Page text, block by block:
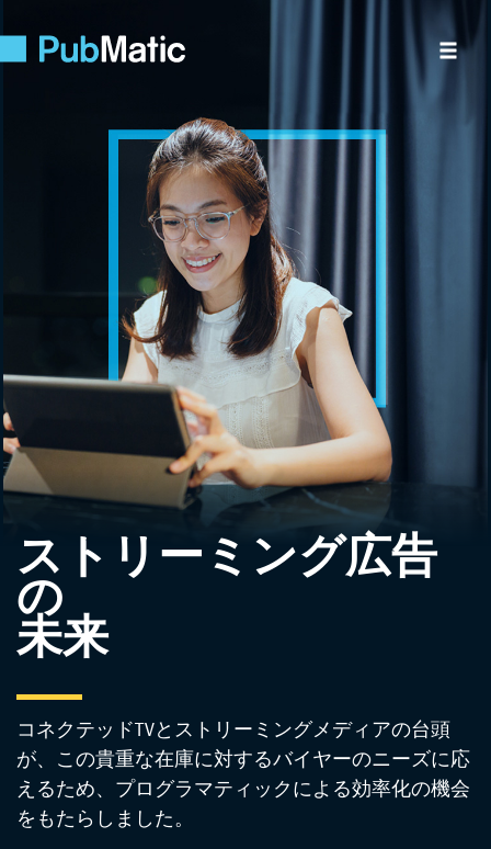
ストリーミング広告
の
未来
コネクテッドTVとストリーミングメディアの台頭
が、この貴重な在庫に対するバイヤーのニーズに応
えるため、プログラマティックによる効率化の機会
をもたらしました。